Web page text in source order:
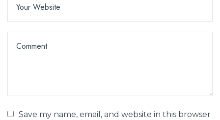
Save my name, email, and website in this browser